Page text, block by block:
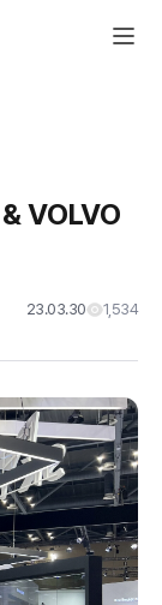
VOLVO
23.03.30 1,534